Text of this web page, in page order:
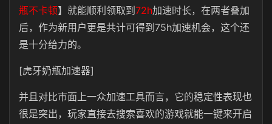
瓶不卡顿】就能顺利领取到 72h加速时长，在两者叠加
后，作为新用户更是共计可得到75h加速机会，这个还
是十分给力的。
[虎牙奶瓶加速器]
并且对比市面上一众加速工具而言，它的稳定性表现也
很是突出，玩家直接去搜索喜欢的游戏就能一键来开启